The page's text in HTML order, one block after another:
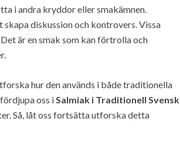
i andra kryddor eller smakämnen.
skapa diskussion och kontrovers. Vissa
är en smak som kan förtrolla och
hur den används i både traditionella
oss iSalmiak i Traditionell Svensk
Så, låt oss fortsätta utforska detta